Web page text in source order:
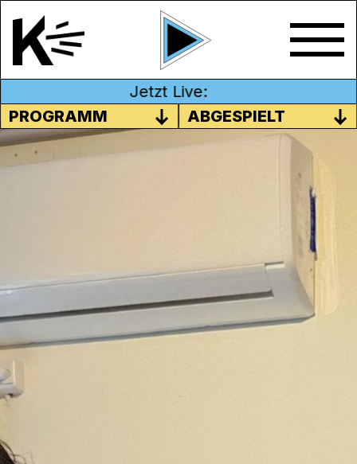
Jetzt Live:
PROGRAMM
ABGESPIELT
#16 DER RADIOMENSCH
Nebenbei-Medium bezeichnet. Für viele ist
Musikgeschmack prägen und ganze
Lebensläufe von uns beeinflussen.
Da das Radio am 29. Oktober seinen 100.
Geburtstag feiert, widmet Koisyn ihre
Oktober-Sendung dem Thema Radio. Dabei
langjährige Sendungsmacherin bei Kanal K